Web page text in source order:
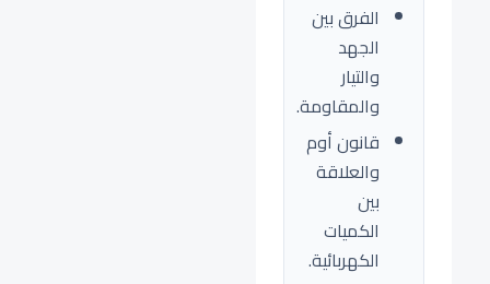
الفرق بين
الجهد
والتيار
والمقاومة.
قانون أوم
والعلاقة
بين
الكميات
الكهربائية.